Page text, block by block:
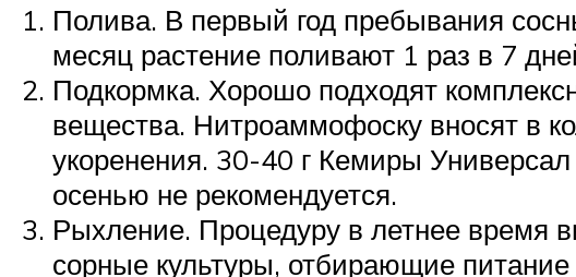
Полива. В первый год пребывания
месяц растение поливают 1 раз в 7
Подкормка. Хорошо подходят
вещества. Нитроаммофоску вносят в
укоренения. 30-40 г Кемиры
осенью не рекомендуется.
Рыхление. Процедуру в летнее время
сорные культуры, отбирающие питание